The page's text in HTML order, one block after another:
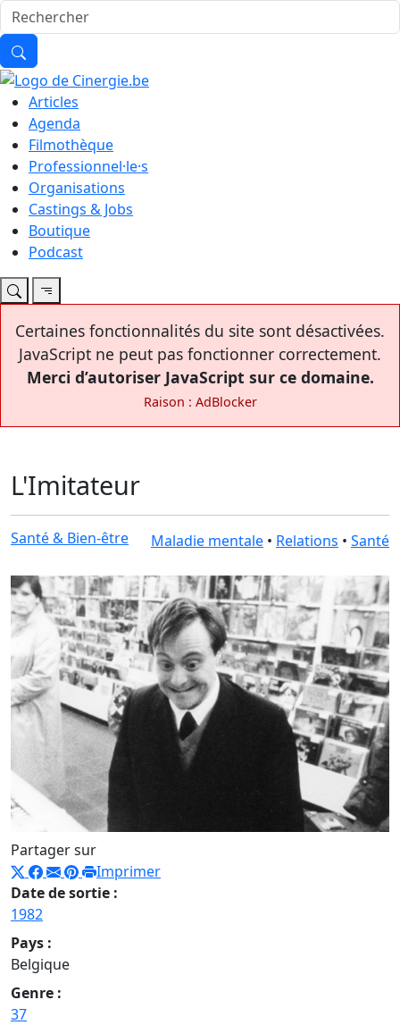
Articles
Agenda
Filmothèque
Professionnel·le·s
Organisations
Castings & Jobs
Boutique
Podcast
Certaines fonctionnalités du site sont désactivées.
JavaScript ne peut pas fonctionner correctement.
Merci d’autoriser JavaScript sur ce domaine.
Raison : AdBlocker
L'Imitateur
Santé & Bien-être Maladie mentale • Relations • Santé
Partager sur
Imprimer
Date de sortie :
1982
Pays :
Belgique
Genre :
37